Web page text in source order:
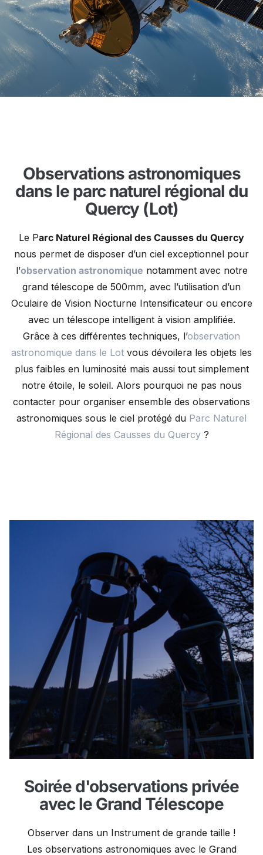
Observations astronomiques
dans le parc naturel régional du
Quercy (Lot)
Le Parc Naturel Régional des Causses du Quercy
nous permet de disposer d’un ciel exceptionnel pour
l’observation astronomique notamment avec notre
grand télescope de 500mm, avec l’utilisation d’un
Oculaire de Vision Nocturne Intensificateur ou encore
avec un télescope intelligent à vision amplifiée.
Grâce à ces différentes techniques, l’observation
astronomique dans le Lot vous dévoilera les objets les
plus faibles en luminosité mais aussi tout simplement
notre étoile, le soleil. Alors pourquoi ne pas nous
contacter pour organiser ensemble des observations
astronomiques sous le ciel protégé du Parc Naturel
Régional des Causses du Quercy?
Soirée d'observations privée
avec le Grand Télescope
Observer dans un Instrument de grande taille !
Les observations astronomiques avec le Grand